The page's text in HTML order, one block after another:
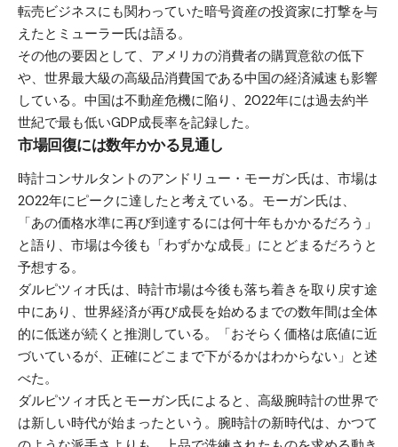
転売ビジネスにも関わっていた暗号資産の投資家に打撃を与
えたとミューラー氏は語る。
その他の要因として、アメリカの消費者の購買意欲の低下
や、世界最大級の高級品消費国である中国の経済減速も影響
している。中国は不動産危機に陥り、2022年には過去約半
世紀で最も低いGDP成長率を記録した。
市場回復には数年かかる見通し
時計コンサルタントのアンドリュー・モーガン氏は、市場は
2022年にピークに達したと考えている。モーガン氏は、
「あの価格水準に再び到達するには何十年もかかるだろう」
と語り、市場は今後も「わずかな成長」にとどまるだろうと
予想する。
ダルピツィオ氏は、時計市場は今後も落ち着きを取り戻す途
中にあり、世界経済が再び成長を始めるまでの数年間は全体
的に低迷が続くと推測している。「おそらく価格は底値に近
づいているが、正確にどこまで下がるかはわからない」と述
べた。
ダルピツィオ氏とモーガン氏によると、高級腕時計の世界で
は新しい時代が始まったという。腕時計の新時代は、かつて